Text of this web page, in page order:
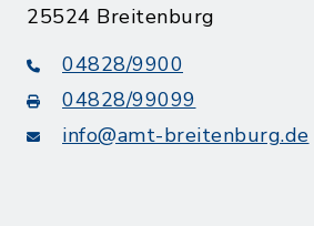
25524 Breitenburg
04828/9900
04828/99099
info@amt-breitenburg.de